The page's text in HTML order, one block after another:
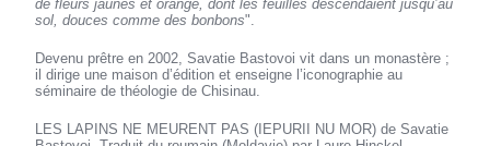
de fleurs jaunes et orange, dont les feuilles descendaient jusqu’au
sol, douces comme des bonbons".
Devenu prêtre en 2002, Savatie Bastovoi vit dans un monastère ;
il dirige une maison d’édition et enseigne l’iconographie au
séminaire de théologie de Chisinau.
LES LAPINS NE MEURENT PAS (IEPURII NU MOR) de Savatie